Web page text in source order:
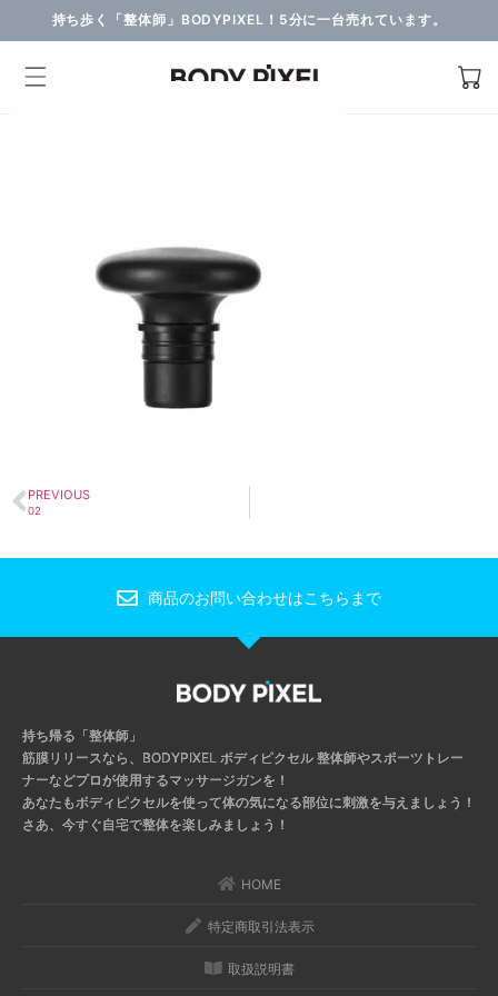
持ち歩く「整体師」BODYPIXEL！5分に一台売れています。
PREVIOUS
02
商品のお問い合わせはこちらまで
持ち帰る「整体師」
筋膜リリースなら、BODYPIXEL ボディピクセル 整体師やスポーツトレー
ナーなどプロが使用するマッサージガンを！
あなたもボディピクセルを使って体の気になる部位に刺激を与えましょう！
さあ、今すぐ自宅で整体を楽しみましょう！
HOME
特定商取引法表示
取扱説明書